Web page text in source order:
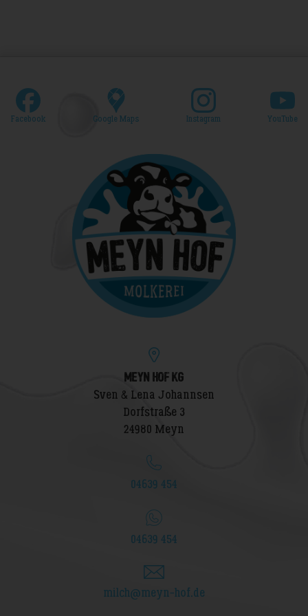
Facebook Google Maps Instagram YouTube
MEYN HOF KG
Sven & Lena Johannsen
Dorfstraße 3
24980 Meyn
04639 454
04639 454
milch@meyn-hof.de